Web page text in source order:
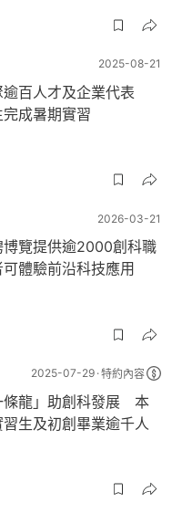
2025-08-21
逾百人才及企業代表
成暑期實習
2026-03-21
博覽提供逾2000創科職
體驗前沿科技應用
2025-07-29 特約內容
條龍」助創科發展 本
生及初創畢業逾千人